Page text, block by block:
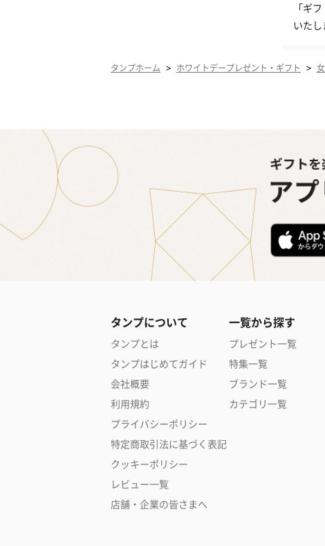
「ギ
いたし
タンプホーム > ホワイトデープレゼント・ギフト >
タンプについて
タンプとは
タンプはじめてガイド
会社概要
利用規約
プライバシーポリシー
特定商取引法に基づく表記
クッキーポリシー
レビュー一覧
店舗・企業の皆さまへ
一覧から探す
プレゼント一覧
特集一覧
ブランド一覧
カテゴリ一覧